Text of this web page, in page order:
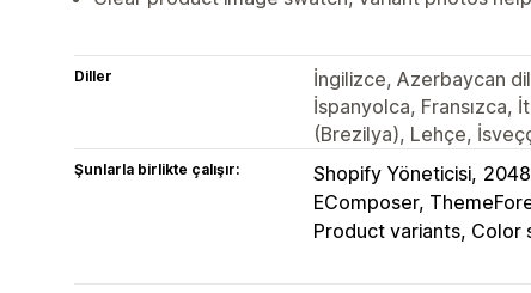
Diller
İngilizce, Azerbaycan
İspanyolca, Fransızca,
(Brezilya), Lehçe,
Şunlarla birlikte çalışır: Shopify Yöneticisi
EComposer,
Product variants, Color